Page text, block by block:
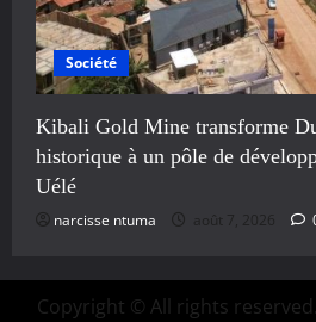
Société
Kibali Gold Mine transforme
historique à un pôle de
Uélé
narcisse ntuma août 7, 2026
Copyright © All rights reserved.